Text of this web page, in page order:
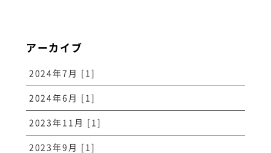
アーカイブ
2024年7月 [1]
2024年6月 [1]
2023年11月 [1]
2023年9月 [1]